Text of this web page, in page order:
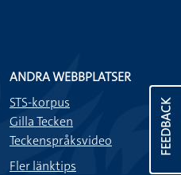
FEEDBACK
ANDRA WEBBPLATSER
STS-korpus
Gilla Tecken
Teckenspråksvideo
Fler länktips